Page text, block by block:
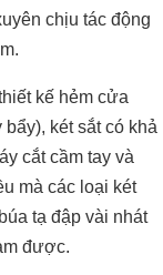
chịu tác động
kế hẻm cửa
két sắt có khả
cắt cầm tay và
mà các loại két
tạ đập vài nhát
được.